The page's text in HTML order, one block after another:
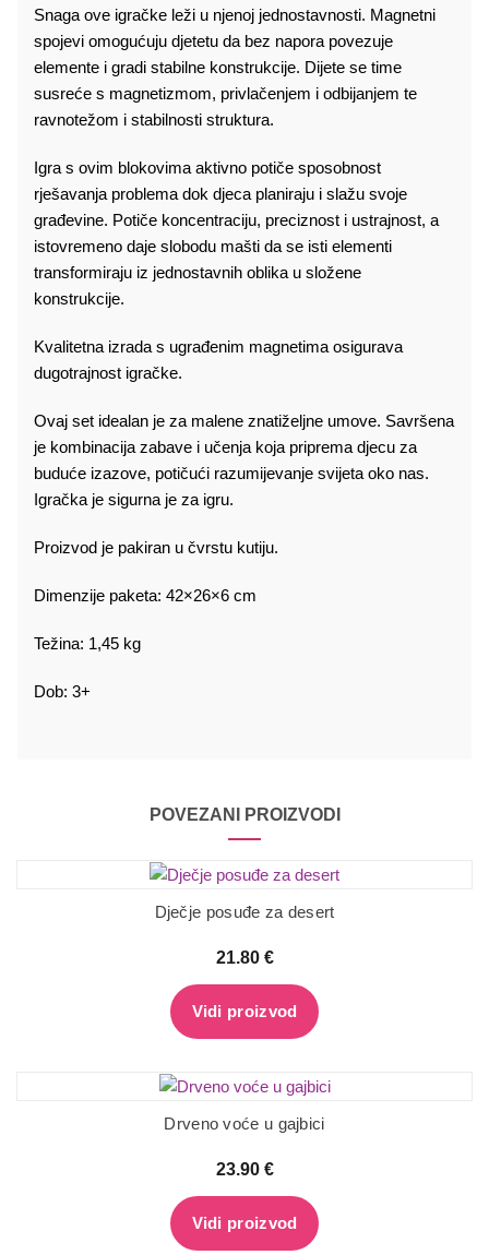
Snaga ove igračke leži u njenoj jednostavnosti. Magnetni
spojevi omogućuju djetetu da bez napora povezuje
elemente i gradi stabilne konstrukcije. Dijete se time
susreće s magnetizmom, privlačenjem i odbijanjem te
ravnotežom i stabilnosti struktura.
Igra s ovim blokovima aktivno potiče sposobnost
rješavanja problema dok djeca planiraju i slažu svoje
građevine. Potiče koncentraciju, preciznost i ustrajnost, a
istovremeno daje slobodu mašti da se isti elementi
transformiraju iz jednostavnih oblika u složene
konstrukcije.
Kvalitetna izrada s ugrađenim magnetima osigurava
dugotrajnost igračke.
Ovaj set idealan je za malene znatiželjne umove. Savršena
je kombinacija zabave i učenja koja priprema djecu za
buduće izazove, potičući razumijevanje svijeta oko nas.
Igračka je sigurna je za igru.
Proizvod je pakiran u čvrstu kutiju.
Dimenzije paketa: 42×26×6 cm
Težina: 1,45 kg
Dob: 3+
POVEZANI PROIZVODI
Dječje posuđe za desert
21.80 €
Vidi proizvod
Drveno voće u gajbici
23.90 €
Vidi proizvod